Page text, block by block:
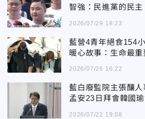
智強：民進黨的民主
2026/07/29 18:23
藍營4青年絕食154
暖心故事：生命最重
2026/07/26 16:22
藍白廢監院主張釀
孟安23日拜會韓國
2026/07/22 19:08